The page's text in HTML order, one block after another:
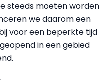
steeds moeten worden
we daarom een
voor een beperkte tijd
in een gebied